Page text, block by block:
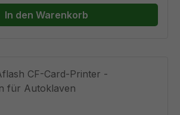
In den Warenkorb